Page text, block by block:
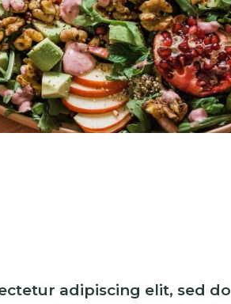
adipiscing elit, sed do